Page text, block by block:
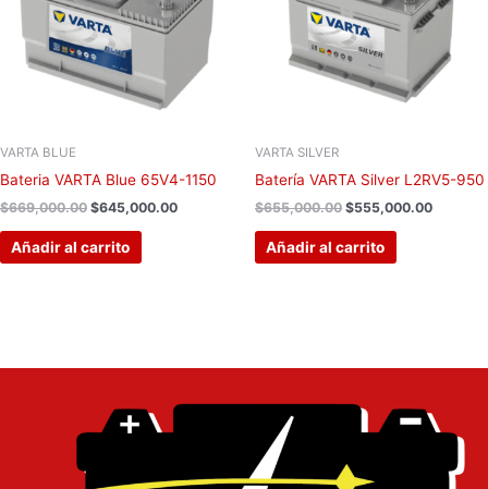
VARTA BLUE
Bateria VARTA Blue 65V4-1150
$669,000.00 $645,000.00
Añadir al carrito
VARTA SILVER
Batería VARTA Silver L2RV5-950
$655,000.00 $555,000.00
Añadir al carrito